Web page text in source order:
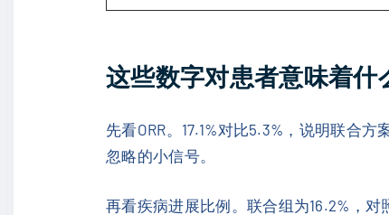
这些数字对患者意味着什
先看ORR。17.1%对比5.3%，说明联合
忽略的小信号。
再看疾病进展比例。联合组为16.2%，对